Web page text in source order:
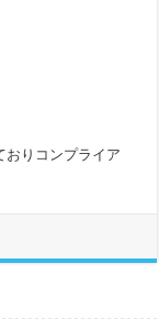
おりコンプライア